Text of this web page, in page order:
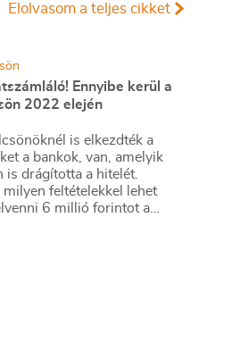
Elolvasom a teljes cikket
Ennyibe kerül a
2022 elején
is elkezdték a
a bankok, van, amelyik
drágította a hitelét.
feltételekkel lehet
6 millió forintot a